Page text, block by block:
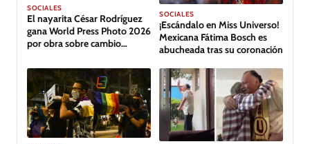
SOCIALES
El nayarita César Rodríguez
gana World Press Photo 2026
por obra sobre cambio
SOCIALES
¡Escándalo en Miss Universo!
Mexicana Fátima Bosch es
abucheada tras su coronación